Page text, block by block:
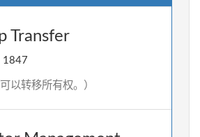
Transfer
1847
以转移所有权。）